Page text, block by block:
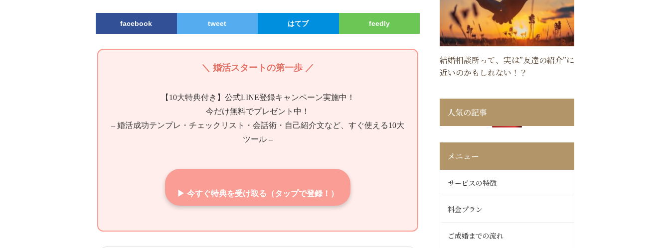
facebook tweet はてブ feedly
＼ 婚活スタートの第一歩 ／
【10大特典付き】公式LINE登録キャンペーン実施中！
今だけ無料でプレゼント中！
– 婚活成功テンプレ・チェックリスト・会話術・自己紹介文など、すぐ使える10大
ツール –
▶ 今すぐ特典を受け取る（タップで登録！）
結婚相談所って、実は”友達の紹介”に
近いのかもしれない！？
人気の記事
メニュー
サービスの特徴
料金プラン
ご成婚までの流れ